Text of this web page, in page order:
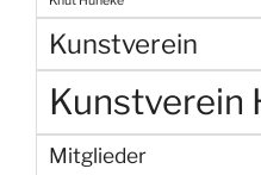
Kunstverein
Kunstverein
Mitglieder